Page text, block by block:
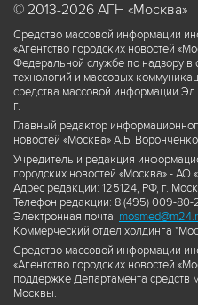
© 2013-2026 АГН «Москва»
Средство массовой информации
«Агентство городских новостей
Федеральной службе по надзору
технологий и массовых
средства массовой информации
г.
Главный редактор
новостей «Москва» А.Б.
Учредитель и редакция
городских новостей «Москва» - АО
Адрес редакции: 125124, РФ, г.
Телефон редакции: 8 (495) 009-80-
Электронная почта:
Коммерческий отдел холдинга
Средство массовой информации
«Агентство городских новостей
поддержке Департамента
Москвы.